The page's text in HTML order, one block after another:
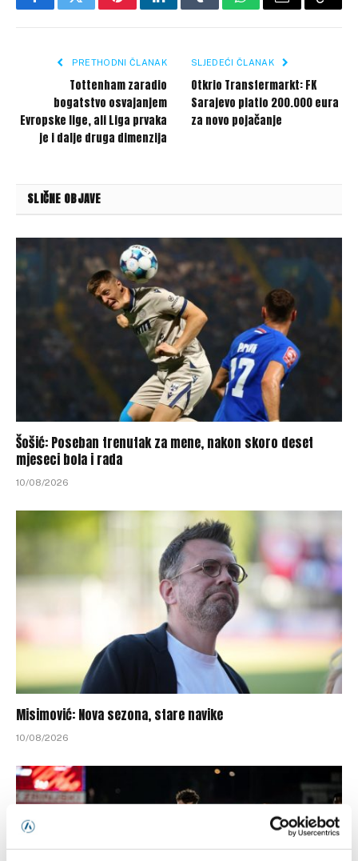
FacebookTwitterPinterestLinkedInTumblrWhatsApp
Email Copy
PRETHODNI ČLANAK
Tottenham zaradio
bogatstvo osvajanjem
Evropske lige, ali Liga prvaka
je i dalje druga dimenzija
SLJEDEĆI ČLANAK
Otkrio Transfermarkt: FK
Sarajevo platio 200.000 eura
za novo pojačanje
SLIČNE OBJAVE
Šošić: Poseban trenutak za mene, nakon skoro deset
mjeseci bola i rada
10/08/2026
Misimović: Nova sezona, stare navike
10/08/2026